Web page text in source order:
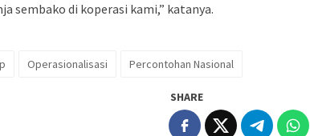
sembako di koperasi kami,” katanya.
Operasionalisasi Percontohan Nasional
SHARE